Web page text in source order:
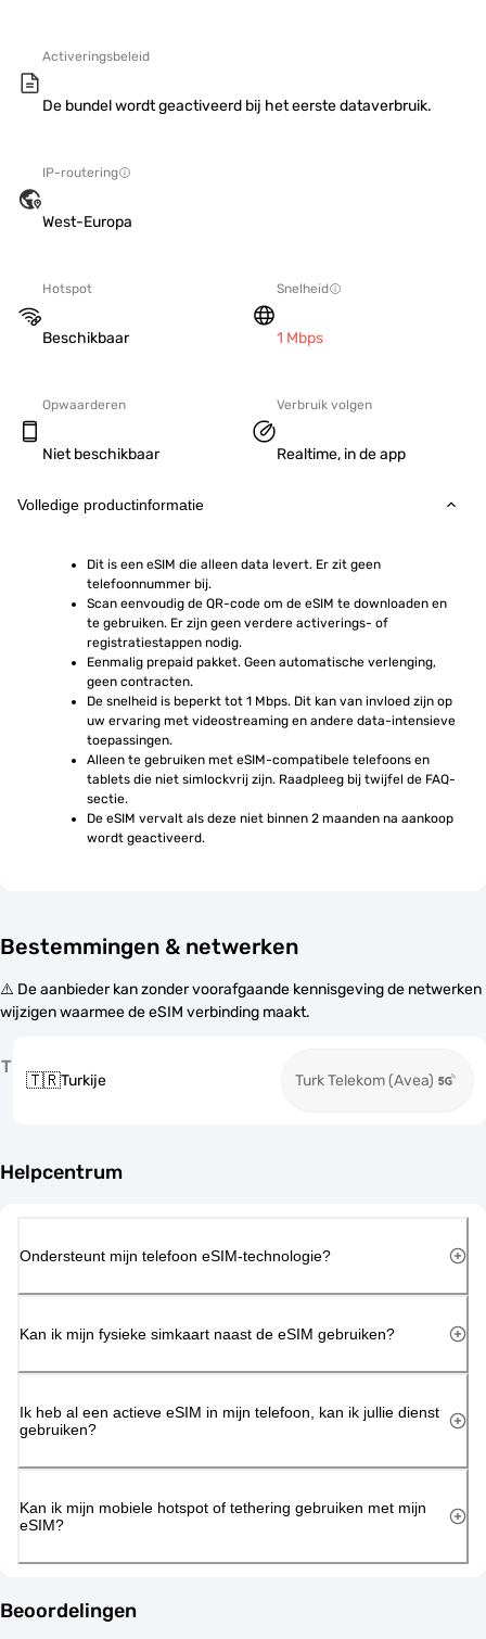
Activeringsbeleid
De bundel wordt geactiveerd bij het eerste dataverbruik.
IP-routering
West-Europa
Hotspot
Beschikbaar
Snelheid
1 Mbps
Opwaarderen
Niet beschikbaar
Verbruik volgen
Realtime, in de app
Volledige productinformatie
Dit is een eSIM die alleen data levert. Er zit geen
telefoonnummer bij.
Scan eenvoudig de QR-code om de eSIM te downloaden en
te gebruiken. Er zijn geen verdere activerings- of
registratiestappen nodig.
Eenmalig prepaid pakket. Geen automatische verlenging,
geen contracten.
De snelheid is beperkt tot 1 Mbps. Dit kan van invloed zijn op
uw ervaring met videostreaming en andere data-intensieve
toepassingen.
Alleen te gebruiken met eSIM-compatibele telefoons en
tablets die niet simlockvrij zijn. Raadpleeg bij twijfel de FAQ-
sectie.
De eSIM vervalt als deze niet binnen 2 maanden na aankoop
wordt geactiveerd.
Bestemmingen & netwerken
⚠️ De aanbieder kan zonder voorafgaande kennisgeving de netwerken
wijzigen waarmee de eSIM verbinding maakt.
T
🇹🇷Turkije Turk Telekom (Avea)
Helpcentrum
Ondersteunt mijn telefoon eSIM-technologie?
Kan ik mijn fysieke simkaart naast de eSIM gebruiken?
Ik heb al een actieve eSIM in mijn telefoon, kan ik jullie dienst
gebruiken?
Kan ik mijn mobiele hotspot of tethering gebruiken met mijn
eSIM?
Beoordelingen